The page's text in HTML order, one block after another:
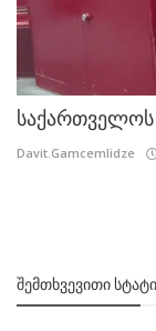
Davit.Gamcemlidze
ᲨᲔᲛᲗᲮᲕᲔᲕᲘᲗᲘ